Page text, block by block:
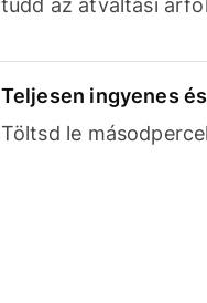
tudd az átváltási
Teljesen ingyenes
Töltsd le